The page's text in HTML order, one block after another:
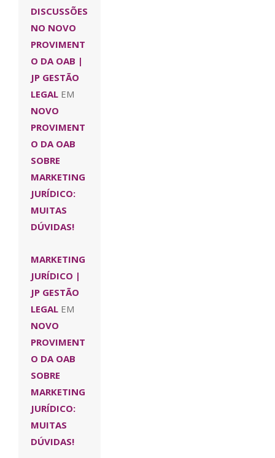
DISCUSSÕES
NO NOVO
PROVIMENT
O DA OAB |
JP GESTÃO
LEGAL EM
NOVO
PROVIMENT
O DA OAB
SOBRE
MARKETING
JURÍDICO:
MUITAS
DÚVIDAS!
MARKETING
JURÍDICO |
JP GESTÃO
LEGAL EM
NOVO
PROVIMENT
O DA OAB
SOBRE
MARKETING
JURÍDICO:
MUITAS
DÚVIDAS!